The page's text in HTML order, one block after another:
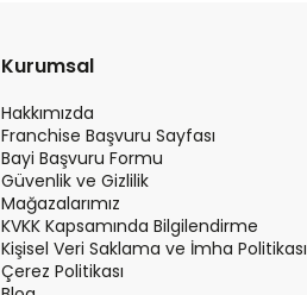
Kurumsal
Hakkımızda
Franchise Başvuru Sayfası
Bayi Başvuru Formu
Güvenlik ve Gizlilik
Mağazalarımız
KVKK Kapsamında Bilgilendirme
Kişisel Veri Saklama ve İmha Politikası
Çerez Politikası